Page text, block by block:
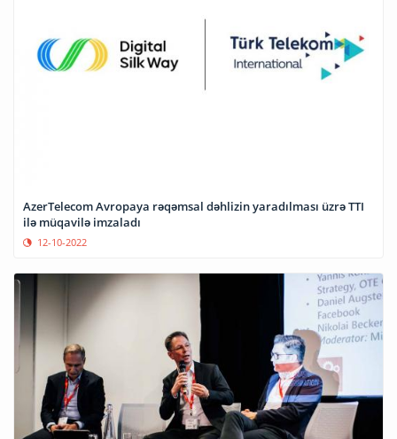
AzerTelecom Avropaya rəqəmsal dəhlizin yaradılması üzrə TTI
ilə müqavilə imzaladı
12-10-2022